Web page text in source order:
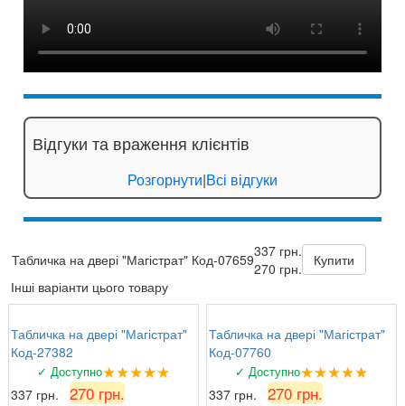
Відгуки та враження клієнтів
Розгорнути|Всі відгуки
Табличка на двері "Магістрат" Код-07659337 грн.
270 грн.
Купити
Інші варіанти цього товару
Табличка на двері "Магістрат"
Код-27382
✓ Доступно★★★★★
337 грн. 270 грн.
Табличка на двері "Магістрат"
Код-07760
✓ Доступно★★★★★
337 грн. 270 грн.